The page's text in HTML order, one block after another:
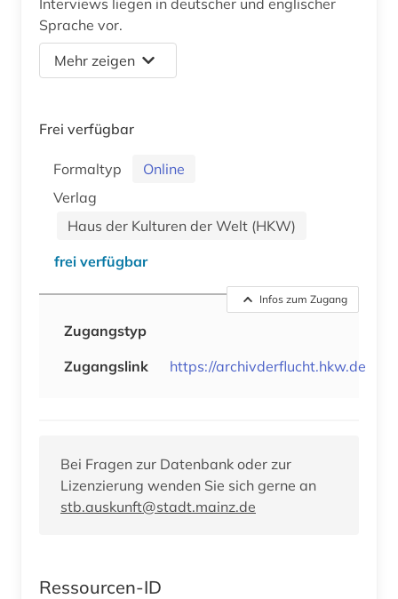
Sprache vor.
Mehr zeigen
Frei verfügbar
Formaltyp
Online
Verlag
Haus der Kulturen der Welt (HKW)
frei verfügbar
Infos zum Zugang
Zugangstyp
Zugangslink
https://archivderflucht.hkw.de
Bei Fragen zur Datenbank oder zur
Lizenzierung wenden Sie sich gerne an
stb.auskunft@stadt.mainz.de
Ressourcen-ID